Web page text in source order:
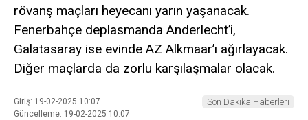
rövanş maçları heyecanı yarın yaşanacak.
Fenerbahçe deplasmanda Anderlecht’i,
Galatasaray ise evinde AZ Alkmaar’ı ağırlayacak.
Diğer maçlarda da zorlu karşılaşmalar olacak.
Giriş: 19-02-2025 10:07
Güncelleme: 19-02-2025 10:07
Son Dakika Haberleri